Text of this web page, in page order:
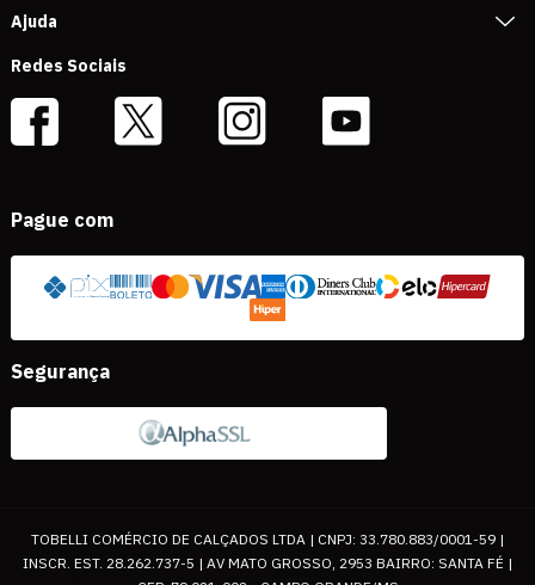
Ajuda
Redes Sociais
Pague com
Segurança
TOBELLI COMÉRCIO DE CALÇADOS LTDA | CNPJ: 33.780.883/0001-59 |
INSCR. EST. 28.262.737-5 | AV MATO GROSSO, 2953 BAIRRO: SANTA FÉ |